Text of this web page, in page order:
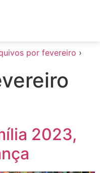
por fevereiro ›
2023,